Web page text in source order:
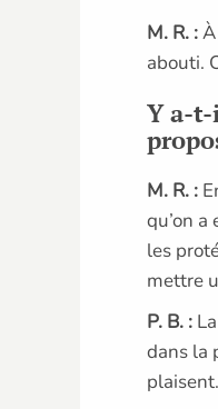
M. R. :
abouti.
Y a-t-
M. R. :
qu’on
les
mettre
P. B. : La
dans la